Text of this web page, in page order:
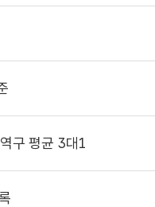
구 평균 3대1